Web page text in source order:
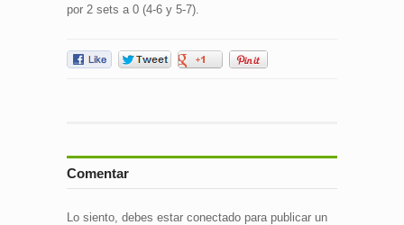
por 2 sets a 0 (4-6 y 5-7).
Comentar
Lo siento, debes estar conectado para publicar un